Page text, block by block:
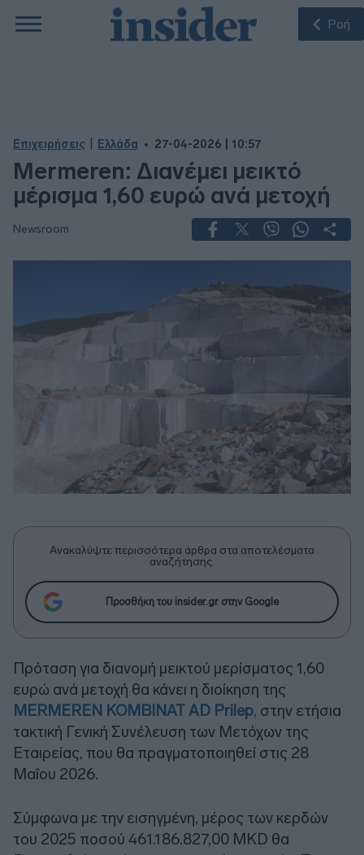
Ροή
Επιχειρήσεις Ελλάδα 27-04-2026 | 10:57
Mermeren: Διανέμει μεικτό
μέρισμα 1,60 ευρώ ανά μετοχή
Newsroom
Ανακαλύψτε περισσότερα άρθρα στα αποτελέσματα
αναζήτησης.
Προσθήκη του insider.gr στην Google
Πρόταση για διανομή μεικτού μερίσματος 1,60
ευρώ ανά μετοχή θα κάνει η διοίκηση της
MERMEREN KOMBINAT AD Prilep, στην ετήσια
τακτική Γενική Συνέλευση των Μετόχων της
Εταιρείας, που θα πραγματοποιηθεί στις 28
Μαΐου 2026.
Σύμφωνα με την εισηγμένη, μέρος των κερδών
του 2025 ποσού 461.186.827,00 MKD θα